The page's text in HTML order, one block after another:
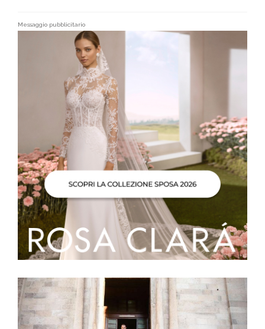
Messaggio pubblicitario